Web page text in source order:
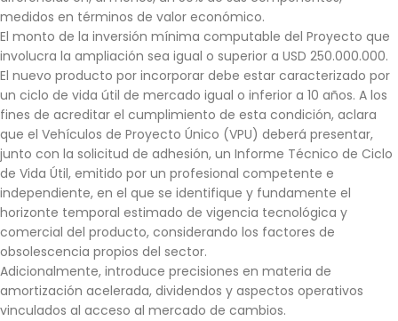
medidos en términos de valor económico.
El monto de la inversión mínima computable del Proyecto que
involucra la ampliación sea igual o superior a USD 250.000.000.
El nuevo producto por incorporar debe estar caracterizado por
un ciclo de vida útil de mercado igual o inferior a 10 años. A los
fines de acreditar el cumplimiento de esta condición, aclara
que el Vehículos de Proyecto Único (VPU) deberá presentar,
junto con la solicitud de adhesión, un Informe Técnico de Ciclo
de Vida Útil, emitido por un profesional competente e
independiente, en el que se identifique y fundamente el
horizonte temporal estimado de vigencia tecnológica y
comercial del producto, considerando los factores de
obsolescencia propios del sector.
Adicionalmente, introduce precisiones en materia de
amortización acelerada, dividendos y aspectos operativos
vinculados al acceso al mercado de cambios.